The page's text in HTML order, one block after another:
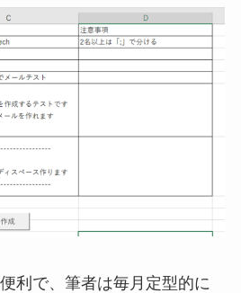
利で、筆者は毎月定型的に